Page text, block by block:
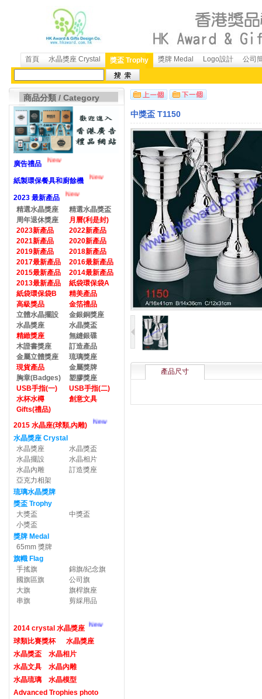
首頁 水晶獎座 Crystal 獎盃 Trophy 獎牌 Medal Logo設計 公司
商品分類 / Category
廣告禮品 New
紙製環保餐具和廚餘機 New
2023 最新產品
New
精選水晶獎座
精選水晶獎盃
周年退休獎座
月曆(利是封)
2023新產品
2022新產品
2021新產品
2020新產品
2019新產品
2018新產品
2017最新產品
2016最新產品
2015最新產品
2014最新產品
2013最新產品
紙袋環保袋A
紙袋環保袋B
精美產品
高級獎品
金箔禮品
立體水晶擺設
金銀銅獎座
水晶獎座
水晶獎盃
精緻獎座
無縫銀碟
木證書獎座
訂造產品
金屬立體獎座
琉璃獎座
現貨產品
金屬獎牌
胸章(Badges)
塑膠獎座
USB手指(一)
USB手指(二)
水杯水樽
創意文具
Gifts(禮品)
2015 水晶座(球類,內雕)
New
水晶獎座 Crystal
水晶獎座
水晶獎盃
水晶擺設
水晶相片
水晶內雕
訂造獎座
亞克力相架
琉璃水晶獎牌
獎盃 Trophy
大獎盃
中獎盃
小獎盃
獎牌 Medal
65mm 獎牌
旗幟 Flag
手搖旗
錦旗/紀念旗
國旗區旗
公司旗
大旗
旗桿旗座
串旗
剪綵用品
2014 crystal 水晶獎座 New
球類比賽獎杯
水晶獎座
水晶獎盃
水晶相片
水晶文具
水晶內雕
水晶琉璃
水晶模型
Advanced Trophies photo
中獎盃 T1150
產品尺寸